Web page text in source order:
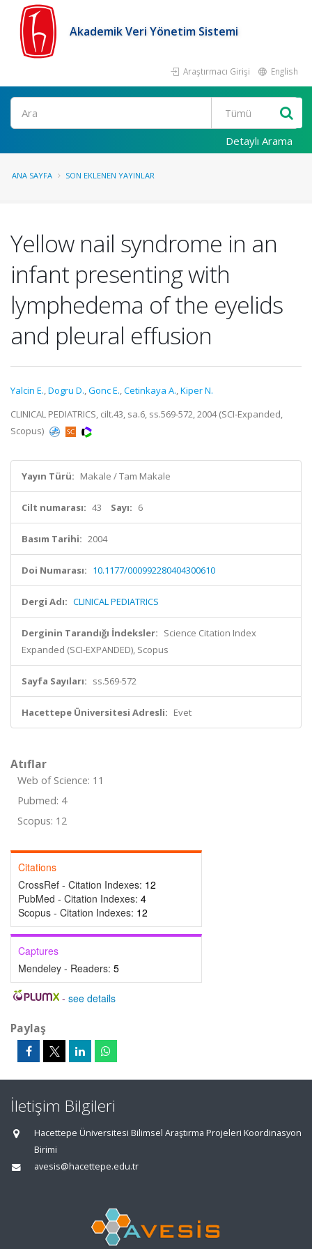
Akademik Veri Yönetim Sistemi
Araştırmacı Girişi English
Ara
Detaylı Arama
ANA SAYFA SON EKLENEN YAYINLAR
Yellow nail syndrome in an
infant presenting with
lymphedema of the eyelids
and pleural effusion
Yalcin E.,Dogru D.,Gonc E.,Cetinkaya A.,Kiper N.
CLINICAL PEDIATRICS, cilt.43, sa.6, ss.569-572, 2004 (SCI-Expanded,
Scopus)
Yayın Türü: Makale / Tam Makale
Cilt numarası: 43 Sayı: 6
Basım Tarihi: 2004
Doi Numarası: 10.1177/000992280404300610
Dergi Adı: CLINICAL PEDIATRICS
Derginin Tarandığı İndeksler: Science Citation Index
Expanded (SCI-EXPANDED), Scopus
Sayfa Sayıları: ss.569-572
Hacettepe Üniversitesi Adresli: Evet
Atıflar
Web of Science: 11
Pubmed: 4
Scopus: 12
Citations
CrossRef - Citation Indexes: 12
PubMed - Citation Indexes: 4
Scopus - Citation Indexes: 12
Captures
Mendeley - Readers: 5
- see details
Paylaş
İletişim Bilgileri
Hacettepe Üniversitesi Bilimsel Araştırma Projeleri Koordinasyon
Birimi
avesis@hacettepe.edu.tr